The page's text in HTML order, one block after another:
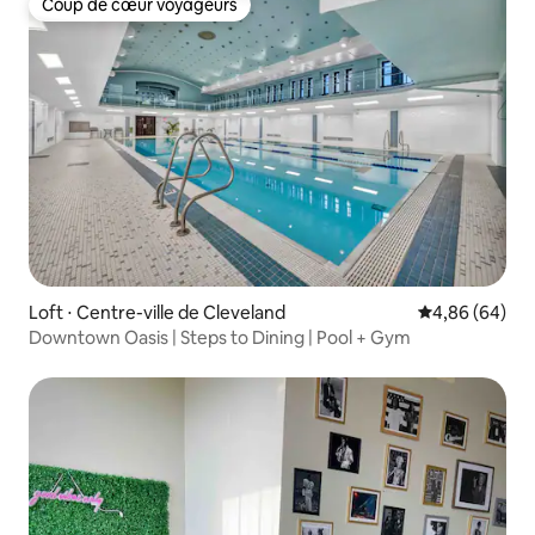
Coup de cœur voyageurs
Coup de cœur voyageurs
Loft ⋅ Centre-ville de Cleveland Évaluation
4,86 (64)
Downtown Oasis | Steps to Dining | Pool + Gym